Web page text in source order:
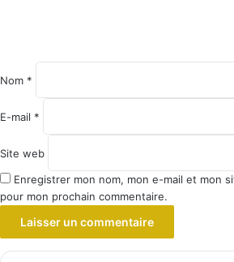
Nom *
E-mail *
Site web
Enregistrer mon nom, mon e-mail et mon
pour mon prochain commentaire.